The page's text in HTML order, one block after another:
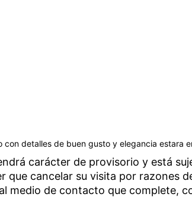
con detalles de buen gusto y elegancia estara
carácter de provisorio y está
que cancelar su visita por razones
medio de contacto que complete,